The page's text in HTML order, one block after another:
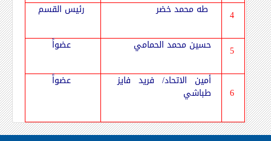
4 طه محمد خضر رئيس القسم
5 حسين محمد الحمامي عضواً
6
أمين الاتحاد/ فريد فايز
طباشي
عضواً